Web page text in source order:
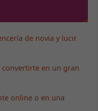
de novia y lucir
convertirte en un gran
online o en una
Necesarias
opcionales.
web funcione